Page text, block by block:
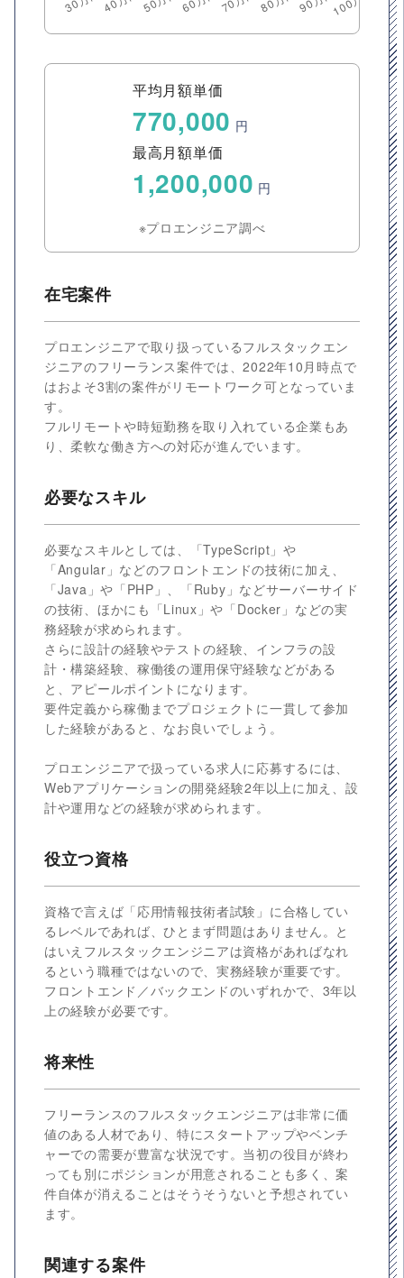
平均月額単価
770,000 円
最高月額単価
1,200,000 円
※プロエンジニア調べ
在宅案件
プロエンジニアで取り扱っているフルスタックエン
ジニアのフリーランス案件では、2022年10月時点で
はおよそ3割の案件がリモートワーク可となっていま
す。
フルリモートや時短勤務を取り入れている企業もあ
り、柔軟な働き方への対応が進んでいます。
必要なスキル
必要なスキルとしては、「TypeScript」や
「Angular」などのフロントエンドの技術に加え、
「Java」や「PHP」、「Ruby」などサーバーサイド
の技術、ほかにも「Linux」や「Docker」などの実
務経験が求められます。
さらに設計の経験やテストの経験、インフラの設
計・構築経験、稼働後の運用保守経験などがある
と、アピールポイントになります。
要件定義から稼働までプロジェクトに一貫して参加
した経験があると、なお良いでしょう。
プロエンジニアで扱っている求人に応募するには、
Webアプリケーションの開発経験2年以上に加え、設
計や運用などの経験が求められます。
役立つ資格
資格で言えば「応用情報技術者試験」に合格してい
るレベルであれば、ひとまず問題はありません。と
はいえフルスタックエンジニアは資格があればなれ
るという職種ではないので、実務経験が重要です。
フロントエンド／バックエンドのいずれかで、3年以
上の経験が必要です。
将来性
フリーランスのフルスタックエンジニアは非常に価
値のある人材であり、特にスタートアップやベンチ
ャーでの需要が豊富な状況です。当初の役目が終わ
っても別にポジションが用意されることも多く、案
件自体が消えることはそうそうないと予想されてい
ます。
関連する案件